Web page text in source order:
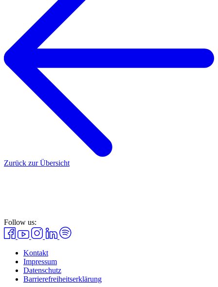
Zurück zur Übersicht
Follow us:
Kontakt
Impressum
Datenschutz
Barrierefreiheitserklärung